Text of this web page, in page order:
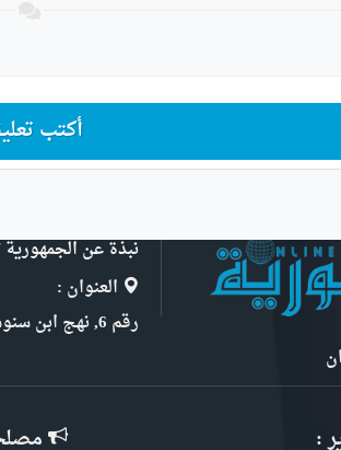
أكتب
نبذة عن الجمهورية ؟
العنوان :